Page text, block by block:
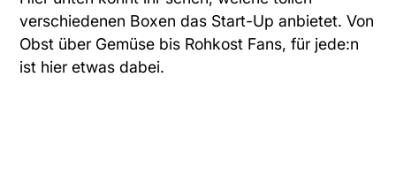
verschiedenen Boxen das Start-Up anbietet. Von
Obst über Gemüse bis Rohkost Fans, für jede:n
ist hier etwas dabei.